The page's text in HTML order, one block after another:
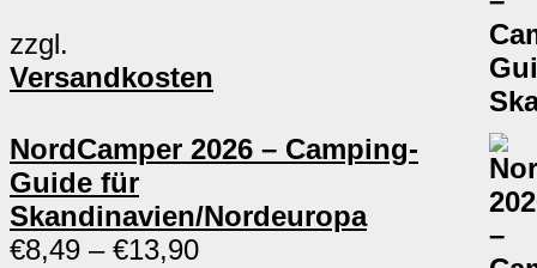
zzgl.
Versandkosten
NordCamper 2026 – Camping-
Guide für
Skandinavien/Nordeuropa
€8,49 – €13,90